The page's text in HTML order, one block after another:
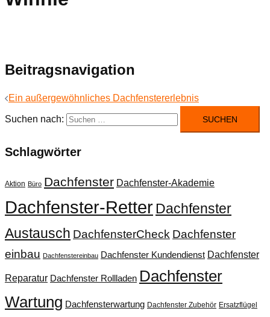
Beitragsnavigation
Ein außergewöhnliches Dachfenstererlebnis
Suchen nach:
Schlagwörter
Aktion Büro Dachfenster Dachfenster-Akademie
Dachfenster-RetterDachfenster
Austausch DachfensterCheck Dachfenster
einbau Dachfenstereinbau Dachfenster Kundendienst Dachfenster
Reparatur Dachfenster Rollladen Dachfenster
Wartung Dachfensterwartung Dachfenster Zubehör Ersatzflügel